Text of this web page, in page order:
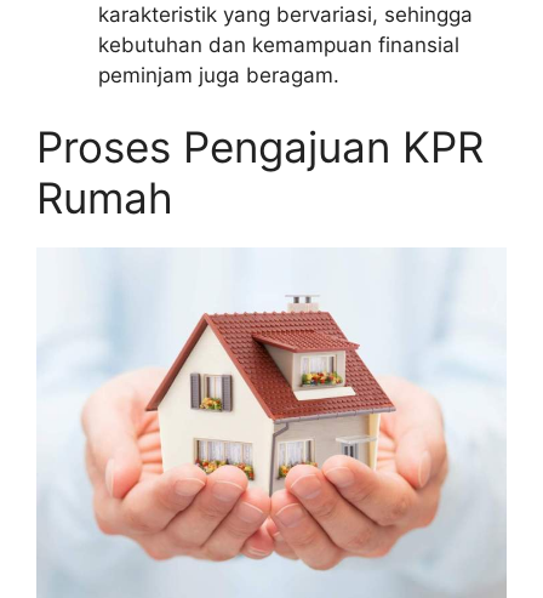
karakteristik yang bervariasi, sehingga
kebutuhan dan kemampuan finansial
peminjam juga beragam.
Proses Pengajuan KPR
Rumah